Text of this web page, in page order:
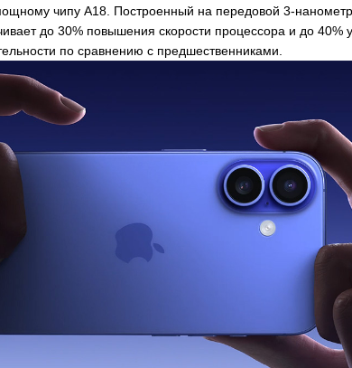
чипу A18. Построенный на передовой 3-
до 30% повышения скорости процессора и до 40%
по сравнению с предшественниками.